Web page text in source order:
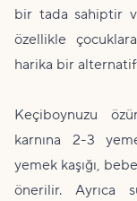
bir tada sahiptir
özellikle
harika bir
Keçiboynuzu
karnına 2-3
yemek kaşığı,
önerilir. Ayrıca